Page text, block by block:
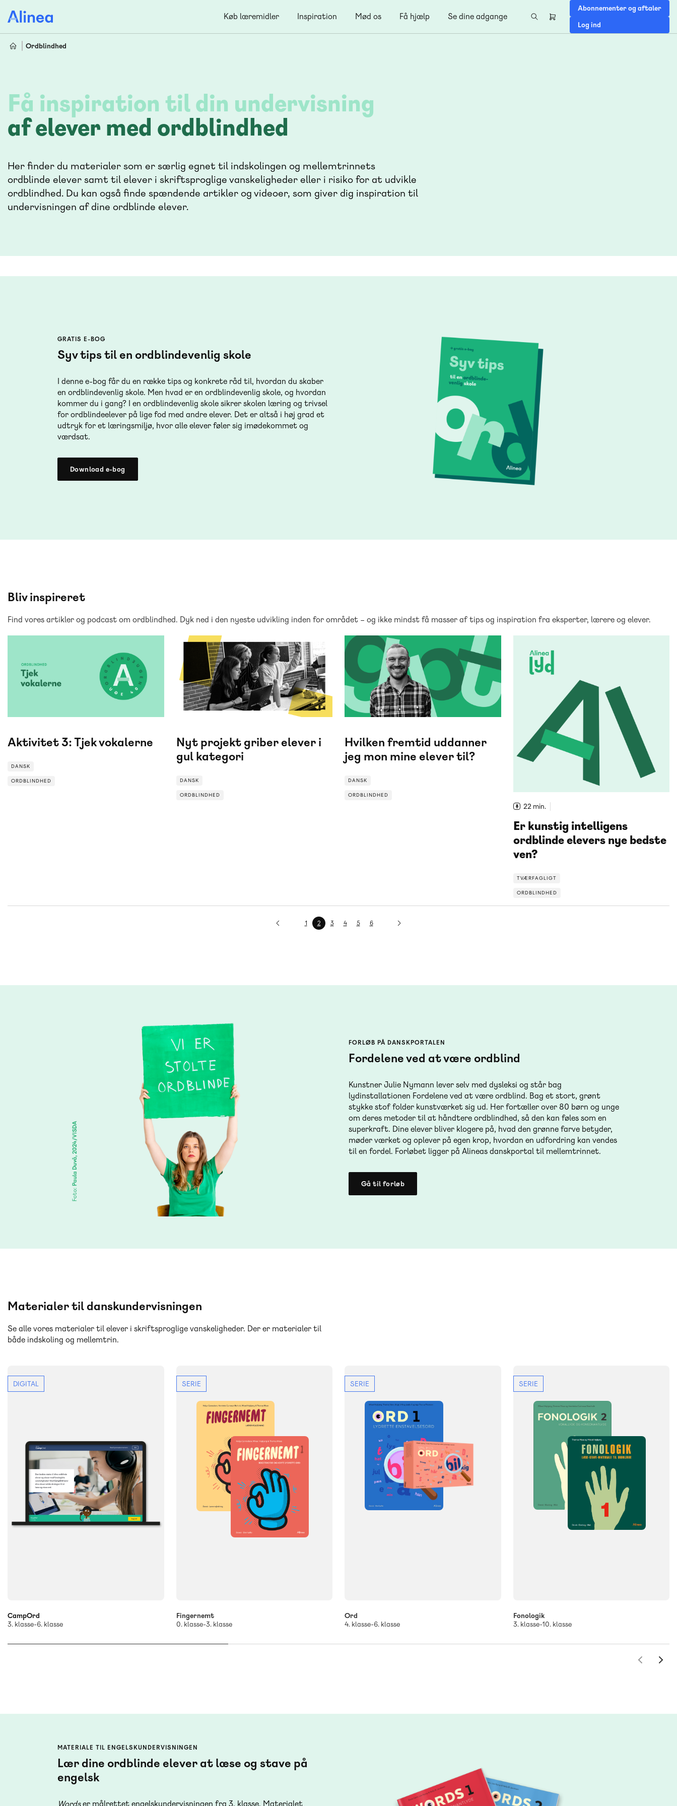
hovedindhold
Køb læremidler Inspiration Mød os Få hjælp Se dine adgange
Header
Abonnementer og aftaler
Log ind
Ordblindhed
Få inspiration til din undervisning
af elever med ordblindhed
Her finder du materialer som er særlig egnet til indskolingen og mellemtrinnets
ordblinde elever samt til elever i skriftsproglige vanskeligheder eller i risiko for at udvikle
ordblindhed. Du kan også finde spændende artikler og videoer, som giver dig inspiration til
undervisningen af dine ordblinde elever.
GRATIS E-BOG
Syv tips til en ordblindevenlig skole
I denne e-bog får du en række tips og konkrete råd til, hvordan du skaber
en ordblindevenlig skole. Men hvad er en ordblindevenlig skole, og hvordan
kommer du i gang? I en ordblindevenlig skole sikrer skolen læring og trivsel
for ordblindeelever på lige fod med andre elever. Det er altså i høj grad et
udtryk for et læringsmiljø, hvor alle elever føler sig imødekommet og
værdsat.
Download e-bog
Bliv inspireret
Find vores artikler og podcast om ordblindhed. Dyk ned i den nyeste udvikling inden for området – og ikke mindst få masser af tips og inspiration fra eksperter, lærere og elever.
Aktivitet 3: Tjek vokalerne
DANSK
ORDBLINDHED
Nyt projekt griber elever i
gul kategori
DANSK
ORDBLINDHED
Hvilken fremtid uddanner
jeg mon mine elever til?
DANSK
ORDBLINDHED
DANSK
22 min.
Er kunstig intelligens
ordblinde elevers nye bedste
ven?
TVÆRFAGLIGT
ORDBLINDHED
Side
1
Nuværende
2 Side
3 Side
4 Side
5 Side
6
FORLØB PÅ DANSKPORTALEN
Fordelene ved at være ordblind
Kunstner Julie Nymann lever selv med dysleksi og står bag
lydinstallationen Fordelene ved at være ordblind. Bag et stort, grønt
stykke stof folder kunstværket sig ud. Her fortæller over 80 børn og unge
om deres metoder til at håndtere ordblindhed, så den kan føles som en
superkraft. Dine elever bliver klogere på, hvad den grønne farve betyder,
møder værket og oplever på egen krop, hvordan en udfordring kan vendes
til en fordel. Forløbet ligger på Alineas danskportal til mellemtrinnet.
Gå til forløb
Materialer til danskundervisningen
Se alle vores materialer til elever i skriftsproglige vanskeligheder. Der er materialer til
både indskoling og mellemtrin.
DIGITAL
CampOrd
3. klasse-6. klasse
SERIE
Fingernemt
0. klasse-3. klasse
SERIE
Ord
4. klasse-6. klasse
SERIE
Fonologik
3. klasse-10. klasse
MATERIALE TIL ENGELSKUNDERVISNINGEN
Lær dine ordblinde elever at læse og stave på
engelsk
Wordser målrettet engelskundervisningen fra 3. klasse. Materialet